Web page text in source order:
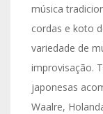
música
cordas e koto
variedade de
improvisação.
japonesas
Waalre,